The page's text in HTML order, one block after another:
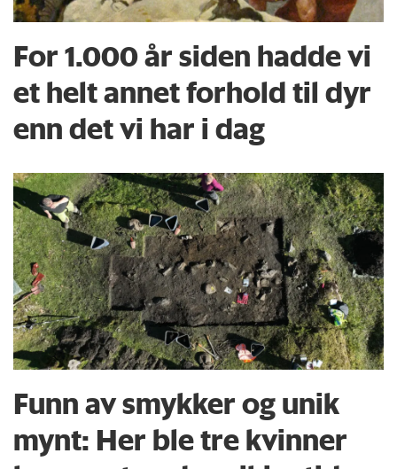
For 1.000 år siden hadde vi
et helt annet forhold til dyr
enn det vi har i dag
Funn av smykker og unik
mynt: Her ble tre kvinner